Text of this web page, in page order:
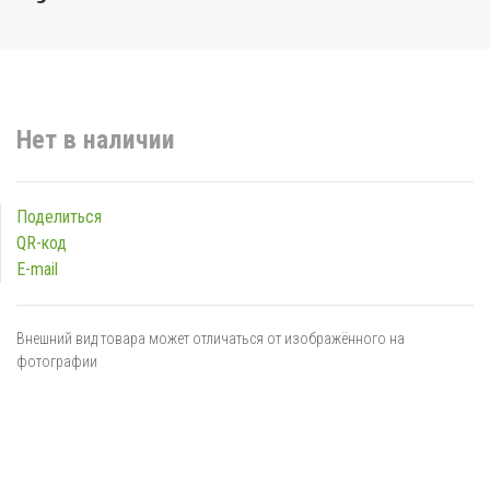
Нет в наличии
Поделиться
QR-код
E-mail
Внешний вид товара может отличаться от изображённого на
фотографии